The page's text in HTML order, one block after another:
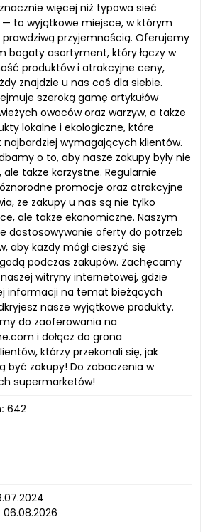
więcej niż typowa sieć
to wyjątkowe miejsce, w którym
przyjemnością. Oferujemy
bogaty asortyment, który łączy w
produktów i atrakcyjne ceny,
znajdzie u nas coś dla siebie.
szeroką gamę artykułów
owoców oraz warzyw, a także
lokalne i ekologiczne, które
najbardziej wymagających klientów.
o to, aby nasze zakupy były nie
także korzystne. Regularnie
promocje oraz atrakcyjne
że zakupy u nas są nie tylko
ale także ekonomiczne. Naszym
dostosowywanie oferty do potrzeb
aby każdy mógł cieszyć się
podczas zakupów. Zachęcamy
witryny internetowej, gdzie
informacji na temat bieżących
nasze wyjątkowe produkty.
do zaoferowania na
i dołącz do grona
którzy przekonali się, jak
być zakupy! Do zobaczenia w
supermarketów!
642